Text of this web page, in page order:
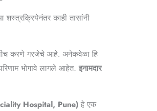
शस्त्रक्रियेनंतर काही तासांनी
करणे गरजेचे आहे. अनेकवेळा हि
भोगावे लागले आहेत. इनामदार
Hospital, Pune)हे एक